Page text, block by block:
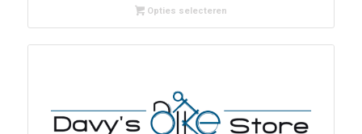
Opties selecteren